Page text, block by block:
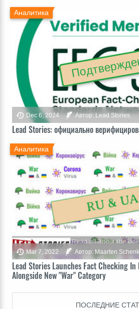
Lead Stories: официально
Аналитика
Dec 6, 2024 Автор: Lead Stories
Lead Stories Launches Fact Checking
Alongside New "War" Category
Аналитика
Mar 7, 2022 Автор: Maarten Schenk
ПОСЛЕДНИЕ